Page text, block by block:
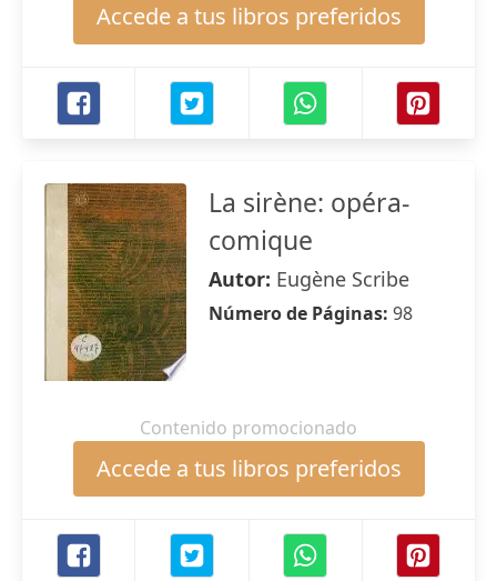
Accede a tus libros preferidos
La sirène: opéra-
comique
Autor: Eugène Scribe
Número de Páginas: 98
Contenido promocionado
Accede a tus libros preferidos